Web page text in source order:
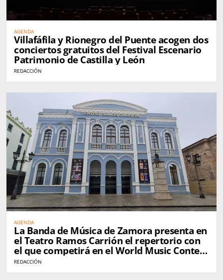
AGENDA
Villafáfila y Rionegro del Puente acogen dos
conciertos gratuitos del Festival Escenario
Patrimonio de Castilla y León
REDACCIÓN
AGENDA
La Banda de Música de Zamora presenta en
el Teatro Ramos Carrión el repertorio con
el que competirá en el World Music Contest
de Kerkrade
REDACCIÓN